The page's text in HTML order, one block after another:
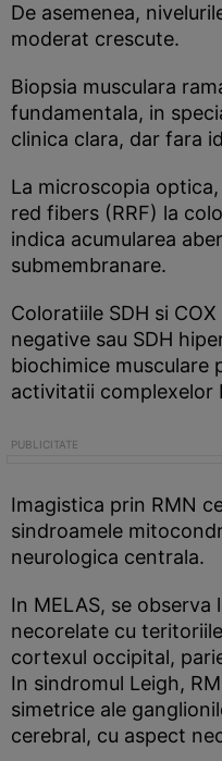
De asemenea,
moderat crescute.
Biopsia musculara
fundamentala, in
clinica clara, dar fara
La microscopia
red fibers (RRF) la
indica acumularea
submembranare.
Coloratiile SDH si
negative sau SDH
biochimice musculare
activitatii complexelor
Imagistica prin RMN
sindroamele
neurologica centrala.
In MELAS, se
necorelate cu
cortexul occipital,
In sindromul Leigh,
simetrice ale
cerebral, cu aspect